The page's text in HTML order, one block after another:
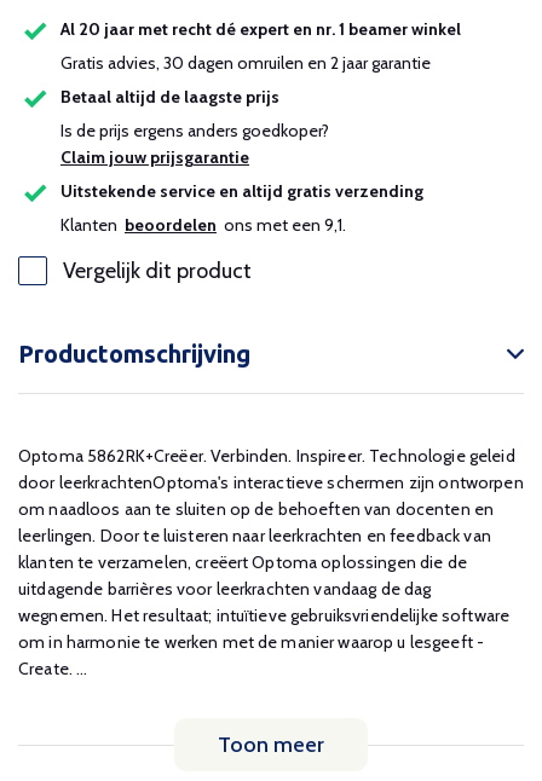
Al 20 jaar met recht dé expert en nr. 1 beamer winkel
Gratis advies, 30 dagen omruilen en 2 jaar garantie
Betaal altijd de laagste prijs
Is de prijs ergens anders goedkoper?
Claim jouw prijsgarantie
Uitstekende service en altijd gratis verzending
Klanten beoordelen ons met een 9,1.
Vergelijk dit product
Productomschrijving
Optoma 5862RK+Creëer. Verbinden. Inspireer. Technologie geleid
door leerkrachtenOptoma's interactieve schermen zijn ontworpen
om naadloos aan te sluiten op de behoeften van docenten en
leerlingen. Door te luisteren naar leerkrachten en feedback van
klanten te verzamelen, creëert Optoma oplossingen die de
uitdagende barrières voor leerkrachten vandaag de dag
wegnemen. Het resultaat; intuïtieve gebruiksvriendelijke software
om in harmonie te werken met de manier waarop u lesgeeft -
Create. ...
Toon meer